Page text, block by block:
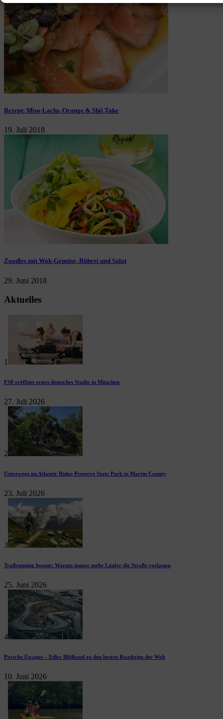
Rezept: Miso-Lachs, Orange & Shii Take
19. Juli 2018
Zoodles mit Wok-Gemüse, Rührei und Salat
29. Juni 2018
Aktuelles
1
FS8 eröffnet erstes deutsches Studio in München
27. Juli 2026
2
Unterwegs im Atlantic Ridge Preserve State Park in Martin County
23. Juli 2026
3
Trailrunning boomt: Warum immer mehr Läufer die Straße verlassen
25. Juni 2026
4
Porsche Escapes – Edler Bildband zu den besten Roadtrips der Welt
10. Juni 2026